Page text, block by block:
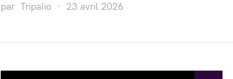
par Tripalio 23 avril 2026